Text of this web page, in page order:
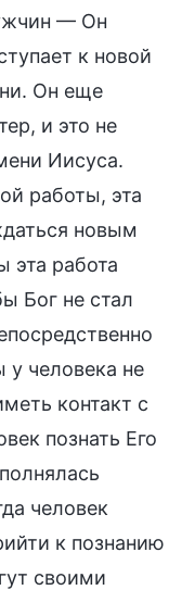
— Он
к новой
Он еще
и это не
Иисуса.
работы, эта
новым
эта работа
Бог не стал
у человека не
контакт с
познать Его
человек
к познанию
своими